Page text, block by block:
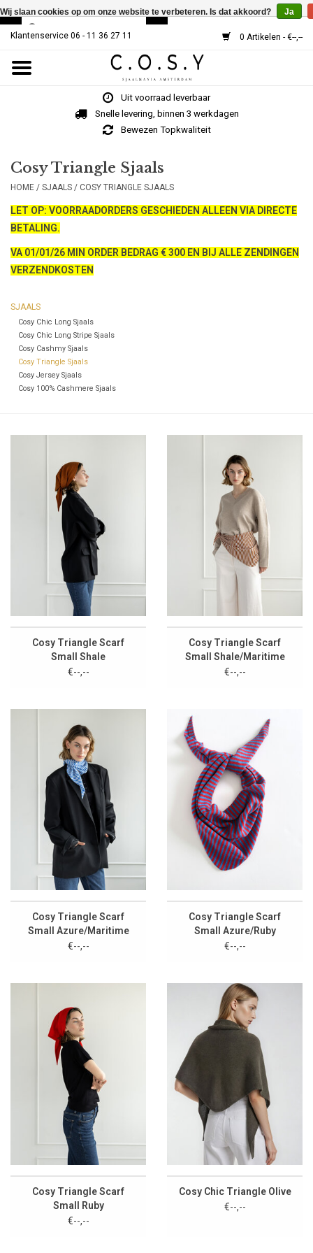
Klantenservice 06 - 11 36 27 11 0 Artikelen - €--,--
Home
MUTSEN
Over Ons
HOE WERKT HET?
Uit voorraad leverbaar
Snelle levering, binnen 3 werkdagen
Bewezen Topkwaliteit
Cosy Triangle Sjaals
HOME / SJAALS / COSY TRIANGLE SJAALS
LET OP: VOORRAADORDERS GESCHIEDEN ALLEEN VIA DIRECTE
BETALING.
VA 01/01/26 MIN ORDER BEDRAG € 300 EN BIJ ALLE ZENDINGEN
VERZENDKOSTEN
SJAALS
Cosy Chic Long Sjaals
Cosy Chic Long Stripe Sjaals
Cosy Cashmy Sjaals
Cosy Triangle Sjaals
Cosy Jersey Sjaals
Cosy 100% Cashmere Sjaals
Cosy Triangle Scarf
Small Shale
€--,--
Cosy Triangle Scarf
Small Shale/Maritime
White
€--,--
Cosy Triangle Scarf
Small Azure/Maritime
White
€--,--
Cosy Triangle Scarf
Small Azure/Ruby
€--,--
Cosy Triangle Scarf
Small Ruby
€--,--
Cosy Chic Triangle Olive
€--,--
Wij slaan cookies op om onze website te verbeteren. Is dat akkoord? Ja